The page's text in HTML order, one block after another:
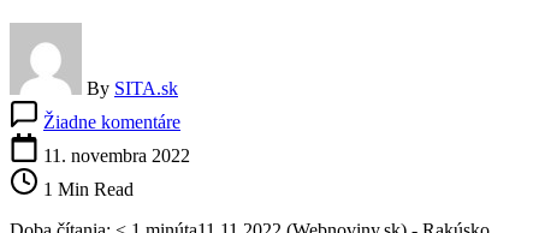
By SITA.sk
Žiadne komentáreRakúsko
predĺži
11. novembra 2022
1 Min Read